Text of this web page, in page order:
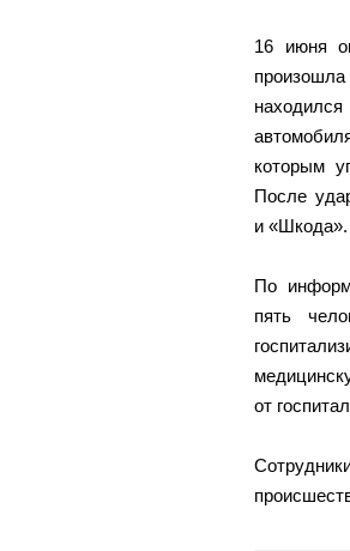
16 июня
которым
После
и «Шкода».
По
пять
от